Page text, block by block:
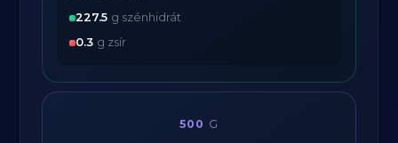
227.5 g szénhidrát
0.3 g zsír
500 G